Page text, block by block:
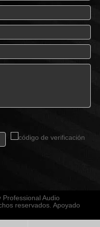
Professional Audio
reservados. Apoyado